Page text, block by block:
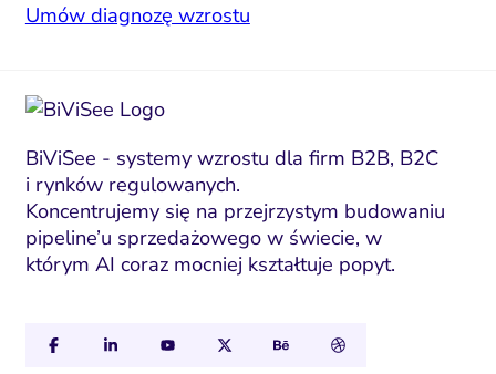
Umów diagnozę wzrostu
BiViSee - systemy wzrostu dla firm B2B, B2C
i rynków regulowanych.
Koncentrujemy się na przejrzystym budowaniu
pipeline’u sprzedażowego w świecie, w
którym AI coraz mocniej kształtuje popyt.